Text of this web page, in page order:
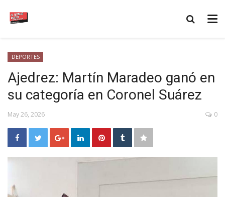
DEPORTES
Ajedrez: Martín Maradeo ganó en
su categoría en Coronel Suárez
May 26, 2026 0